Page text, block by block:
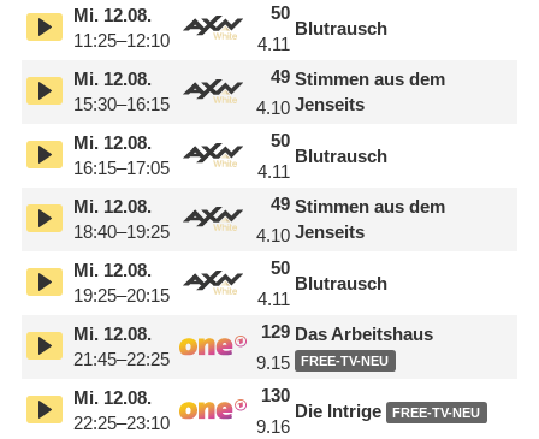
Mi.12.08.
11:25–12:10
50
4.11
Blutrausch
Mi.12.08.
15:30–16:15
49
4.10
Stimmen aus dem
Jenseits
Mi.12.08.
16:15–17:05
50
4.11
Blutrausch
Mi.12.08.
18:40–19:25
49
4.10
Stimmen aus dem
Jenseits
Mi.12.08.
19:25–20:15
50
4.11
Blutrausch
Mi.12.08.
21:45–22:25
129
9.15
Das Arbeitshaus
FREE-TV-NEU
Mi.12.08.
22:25–23:10
130
9.16
Die Intrige FREE-TV-NEU